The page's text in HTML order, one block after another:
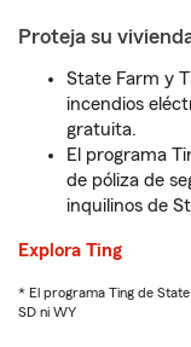
Proteja su
State Farm y
incendios
gratuita.
El programa
de póliza de
inquilinos de
Explora Ting
* El programa Ting de
SD ni WY